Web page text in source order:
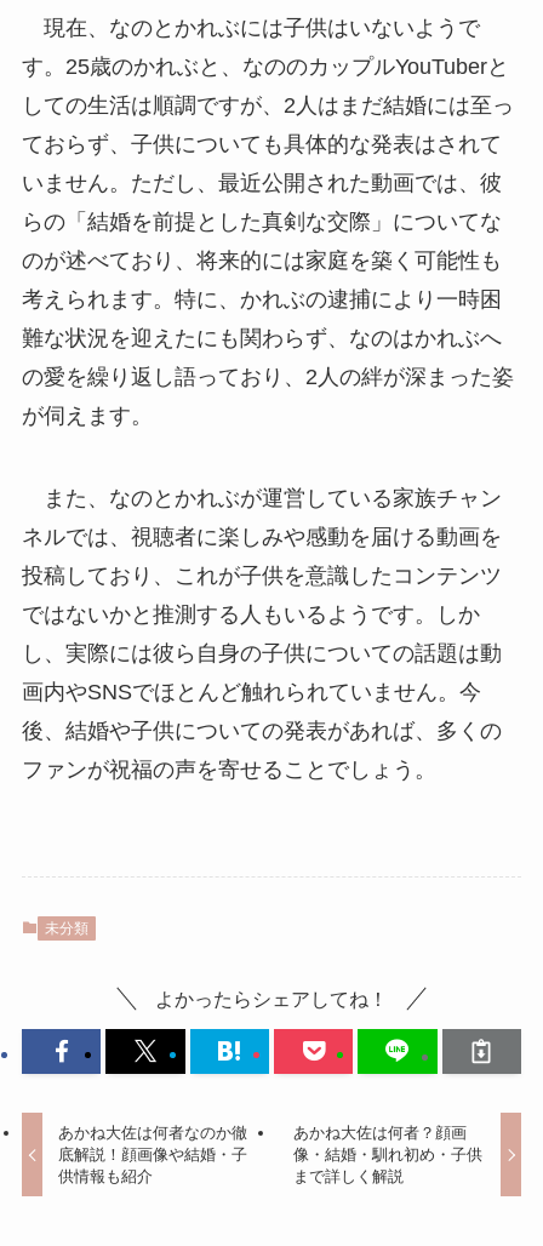
現在、なのとかれぶには子供はいないようで
す。25歳のかれぶと、なののカップルYouTuberと
しての生活は順調ですが、2人はまだ結婚には至っ
ておらず、子供についても具体的な発表はされて
いません。ただし、最近公開された動画では、彼
らの「結婚を前提とした真剣な交際」についてな
のが述べており、将来的には家庭を築く可能性も
考えられます。特に、かれぶの逮捕により一時困
難な状況を迎えたにも関わらず、なのはかれぶへ
の愛を繰り返し語っており、2人の絆が深まった姿
が伺えます。
また、なのとかれぶが運営している家族チャン
ネルでは、視聴者に楽しみや感動を届ける動画を
投稿しており、これが子供を意識したコンテンツ
ではないかと推測する人もいるようです。しか
し、実際には彼ら自身の子供についての話題は動
画内やSNSでほとんど触れられていません。今
後、結婚や子供についての発表があれば、多くの
ファンが祝福の声を寄せることでしょう。
未分類
よかったらシェアしてね！
あかね大佐は何者なのか徹
底解説！顔画像や結婚・子
供情報も紹介
あかね大佐は何者？顔画
像・結婚・馴れ初め・子供
まで詳しく解説